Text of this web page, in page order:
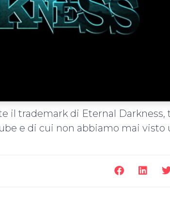
il trademark di Eternal Darkness,
e di cui non abbiamo mai visto